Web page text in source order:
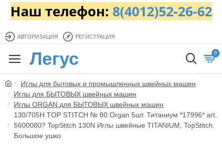
Наш телефон: 8(4012)52-26-62
АВТОРИЗАЦИЯ РЕГИСТРАЦИЯ
Легус 0
Иглы для бытовых и промышленных швейных машин
Иглы для БЫТОВЫХ швейных машин
Иглы ORGAN для БЫТОВЫХ швейных машин
130/705H TOP STITCH № 80 Organ 5шт. Титаниум *17996* art.
5600080? TopStitch 130N Иглы швейные TITANIUM, TopStitch,
Большое ушко